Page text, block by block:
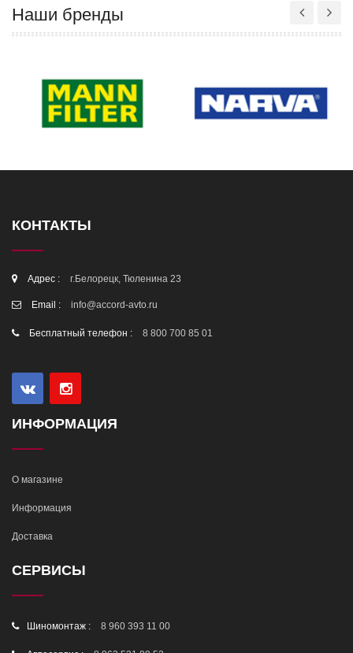
Наши бренды
КОНТАКТЫ
Адрес : г.Белорецк, Тюленина 23
Email : info@accord-avto.ru
Бесплатный телефон : 8 800 700 85 01
ИНФОРМАЦИЯ
О магазине
Информация
Доставка
СЕРВИСЫ
Шиномонтаж : 8 960 393 11 00